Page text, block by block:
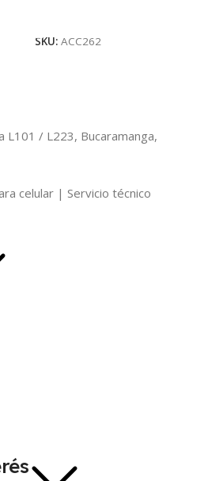
SKU: ACC262
L101 / L223, Bucaramanga,
celular | Servicio técnico